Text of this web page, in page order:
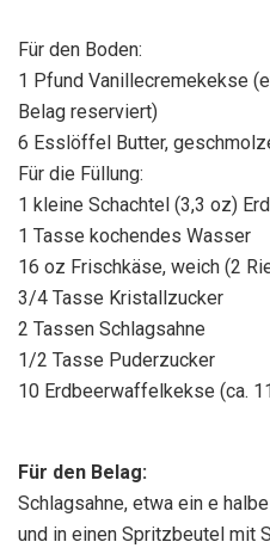
Für den Boden:
1 Pfund Vanillecremekekse
Belag reserviert)
6 Esslöffel Butter,
Für die Füllung:
1 kleine Schachtel (3,3 oz)
1 Tasse kochendes Wasser
16 oz Frischkäse, weich (2
3/4 Tasse Kristallzucker
2 Tassen Schlagsahne
1/2 Tasse Puderzucker
10 Erdbeerwaffelkekse (ca.
Für den Belag:
Schlagsahne, etwa ein e
und in einen Spritzbeutel mit